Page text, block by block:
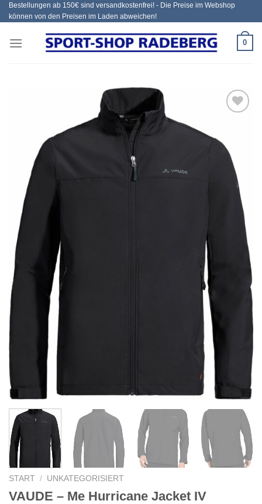
Zum
Inhalt
Bestellungen ab 150€ sind versandkostenfrei! - Die Preise im Webshop
können von den Preisen im Laden abweichen!
0
START / UNKATEGORISIERT
VAUDE – Me Hurricane Jacket IV